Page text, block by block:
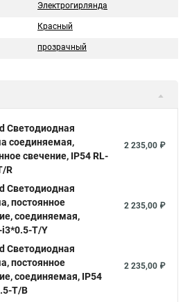
Электрогирлянда
Красный
прозрачный
Светодиодная
соединяемая,
свечение, IP54 RL-
R
2 235,00 ₽
Светодиодная
постоянное
соединяемая,
i3*0.5-T/Y
2 235,00 ₽
Светодиодная
постоянное
соединяемая, IP54
T/B
2 235,00 ₽